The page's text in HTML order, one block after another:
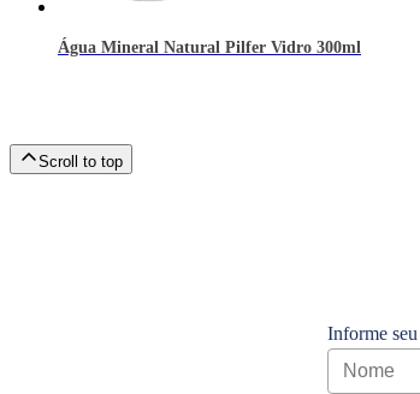
Água Mineral Natural Pilfer Vidro 300ml
Scroll to top
Informe